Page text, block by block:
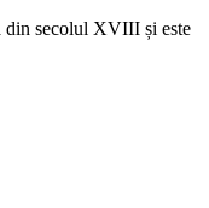
din secolul XVIII și este